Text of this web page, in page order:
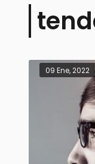
09 Ene, 2022